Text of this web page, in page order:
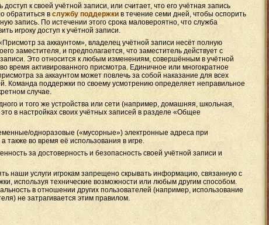
доступ к своей учётной записи, или считает, что его учётная запись
обратиться в службу поддержкив течение семи дней, чтобы оспорить
запись. По истечении этого срока маловероятно, что служба
игроку доступ к учётной записи.
за аккаунтом», владелец учётной записи несёт полную
заместителя, и предполагается, что заместитель действует с
Это относится к любым изменениям, совершённым в учётной
время активированного присмотра. Единичное или многократное
за аккаунтом может повлечь за собой наказание для всех
Команда поддержки по своему усмотрению определяет неправильное
случае.
и того же устройства или сети (например, домашняя, школьная,
в настройках своих учётных записей в разделе «Общее
одноразовые («мусорные») электронные адреса при
также во время её использования в игре.
за достоверность и безопасность своей учётной записи и
наши услуги игрокам запрещено скрывать информацию, связанную с
используя технические возможности или любым другим способом.
в отношении других пользователей (например, использование
не затрагивается этим правилом.